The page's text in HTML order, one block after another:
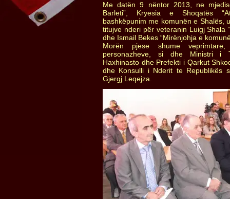
Me datën 9 nëntor 2013, ne
Barleti”, Kryesia e Shoqatës
bashkëpunim me komunën e Shalës,
titujve nderi për veteranin Luigj Shala
dhe Ismail Bekes “Mirënjohja e
Morën pjese shume
personazheve, si dhe Ministri i
Haxhinasto dhe Prefekti i Qarkut
dhe Konsulli i Nderit te Republikës
Gjergj Leqejza.